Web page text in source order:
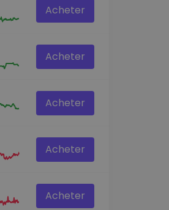
Acheter
Acheter
Acheter
Acheter
Acheter